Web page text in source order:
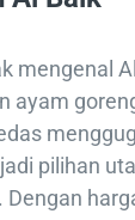
mengenal
ayam
pilihan
Dengan